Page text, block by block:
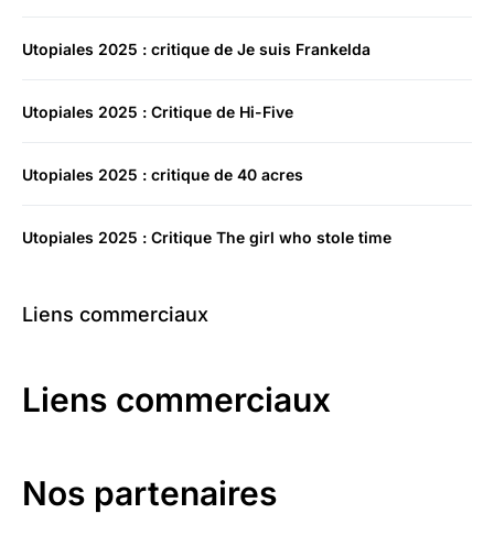
Utopiales 2025 : critique de Je suis Frankelda
Utopiales 2025 : Critique de Hi-Five
Utopiales 2025 : critique de 40 acres
Utopiales 2025 : Critique The girl who stole time
Liens commerciaux
Liens commerciaux
Nos partenaires